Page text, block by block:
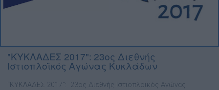
"ΚΥΚΛΑΔΕΣ 2017": 23ος Διεθνής
Ιστιοπλοϊκός Αγώνας Κυκλάδων
“ΚΥΚΛΑΔΕΣ 2017”: 23ος Διεθνής Ιστιοπλοϊκός Αγώνας